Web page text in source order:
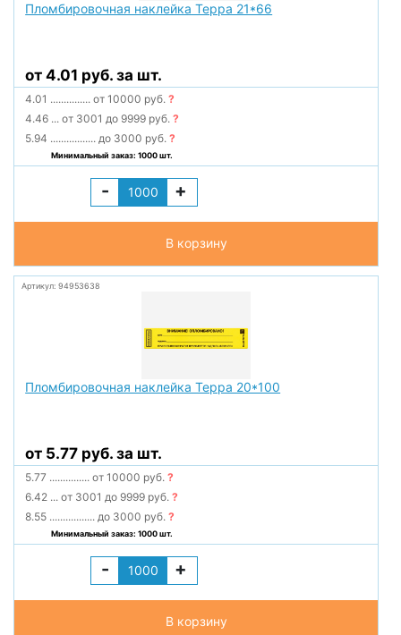
Пломбировочная наклейка Терра 21*66
от 4.01 руб. за шт.
4.01 ............... от 10000 руб.?
4.46 ... от 3001 до 9999 руб.?
5.94 ................. до 3000 руб.?
Минимальный заказ: 1000 шт.
- +
В корзину
Артикул: 94953638
Пломбировочная наклейка Терра 20*100
от 5.77 руб. за шт.
5.77 ............... от 10000 руб.?
6.42 ... от 3001 до 9999 руб.?
8.55 ................. до 3000 руб.?
Минимальный заказ: 1000 шт.
- +
В корзину